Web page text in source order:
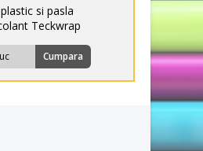
si pasla
Teckwrap
Cumpara